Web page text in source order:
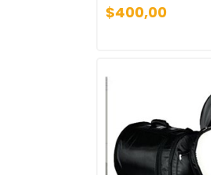
$400,00